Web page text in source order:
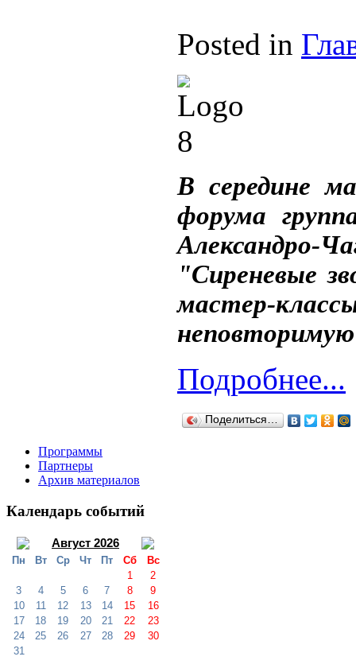
Posted in
В середине
форума
Александро-
"Сиреневые
мастер-
Подробнее...
Поделиться…
Программы
Партнеры
Архив материалов
Календарь событий
Август 2026
Пн Вт Ср Чт Пт Сб
Вс
1
2
3
4 5 6 7 8
9
10
11 12 13 14 15
16
17
18 19 20 21 22
23
24
25 26 27 28 29
30
31